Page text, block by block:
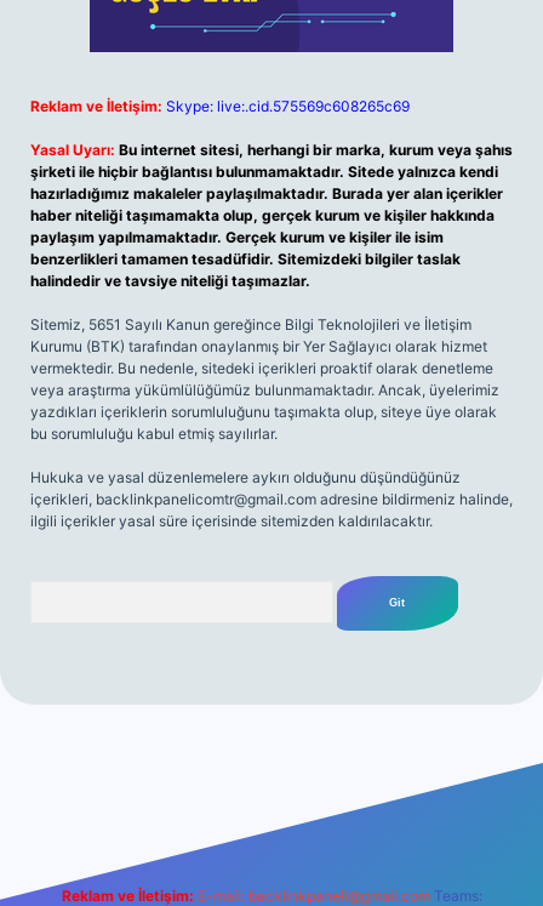
Reklam ve İletişim: Skype: live:.cid.575569c608265c69
Yasal Uyarı: Bu internet sitesi, herhangi bir marka, kurum veya şahıs
şirketi ile hiçbir bağlantısı bulunmamaktadır. Sitede yalnızca kendi
hazırladığımız makaleler paylaşılmaktadır. Burada yer alan içerikler
haber niteliği taşımamakta olup, gerçek kurum ve kişiler hakkında
paylaşım yapılmamaktadır. Gerçek kurum ve kişiler ile isim
benzerlikleri tamamen tesadüfidir. Sitemizdeki bilgiler taslak
halindedir ve tavsiye niteliği taşımazlar.
Sitemiz, 5651 Sayılı Kanun gereğince Bilgi Teknolojileri ve İletişim
Kurumu (BTK) tarafından onaylanmış bir Yer Sağlayıcı olarak hizmet
vermektedir. Bu nedenle, sitedeki içerikleri proaktif olarak denetleme
veya araştırma yükümlülüğümüz bulunmamaktadır. Ancak, üyelerimiz
yazdıkları içeriklerin sorumluluğunu taşımakta olup, siteye üye olarak
bu sorumluluğu kabul etmiş sayılırlar.
Hukuka ve yasal düzenlemelere aykırı olduğunu düşündüğünüz
içerikleri, backlinkpanelicomtr@gmail.com adresine bildirmeniz halinde,
ilgili içerikler yasal süre içerisinde sitemizden kaldırılacaktır.
Reklam ve İletişim: E-mail: backlinkpaneli@gmail.com Teams: